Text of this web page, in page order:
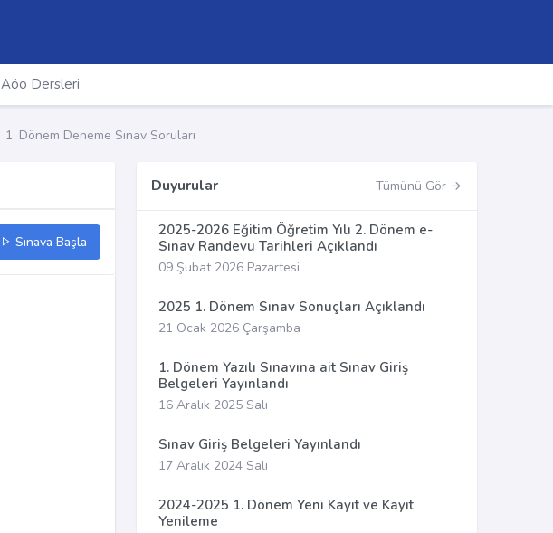
Aöo Dersleri
1. Dönem Deneme Sınav Soruları
Sınava Başla
Duyurular Tümünü Gör
2025-2026 Eğitim Öğretim Yılı 2. Dönem e-
Sınav Randevu Tarihleri Açıklandı
09 Şubat 2026 Pazartesi
2025 1. Dönem Sınav Sonuçları Açıklandı
21 Ocak 2026 Çarşamba
1. Dönem Yazılı Sınavına ait Sınav Giriş
Belgeleri Yayınlandı
16 Aralık 2025 Salı
Sınav Giriş Belgeleri Yayınlandı
17 Aralık 2024 Salı
2024-2025 1. Dönem Yeni Kayıt ve Kayıt
Yenileme